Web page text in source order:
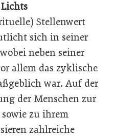
Stellenwert
sich in seiner
neben seiner
allem das zyklische
war. Auf der
der Menschen zur
zu ihrem
zahlreiche